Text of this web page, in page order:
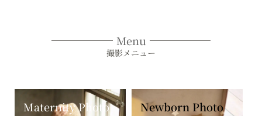
Menu
撮影メニュー
Maternity Photo Newborn Photo